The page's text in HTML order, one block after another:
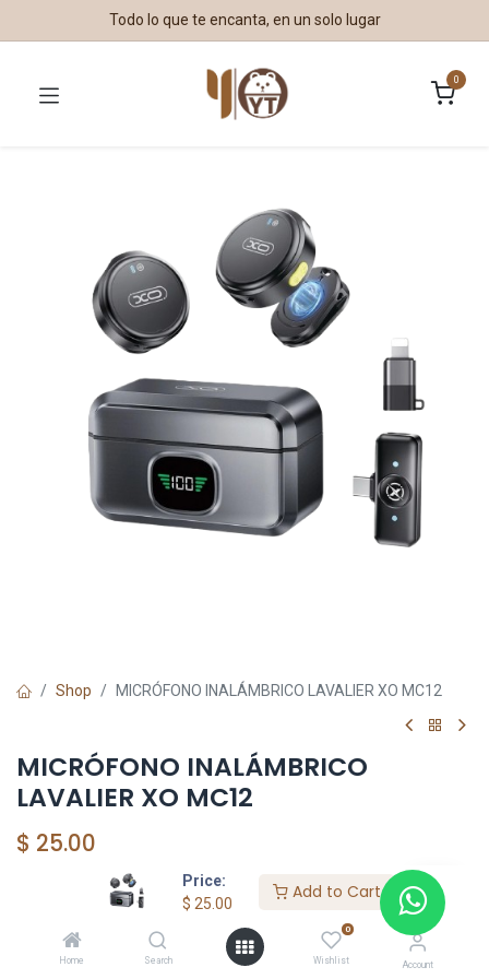
Price:
$ 25.00
Add to Cart
Home Search
0
Wishlist Account
Todo lo que te encanta, en un solo lugar
0
Shop MICRÓFONO INALÁMBRICO LAVALIER XO MC12
MICRÓFONO INALÁMBRICO
LAVALIER XO MC12
$ 25.00
HKSEXPRESS
ALTOS DEL CHASE +507 6389-8866